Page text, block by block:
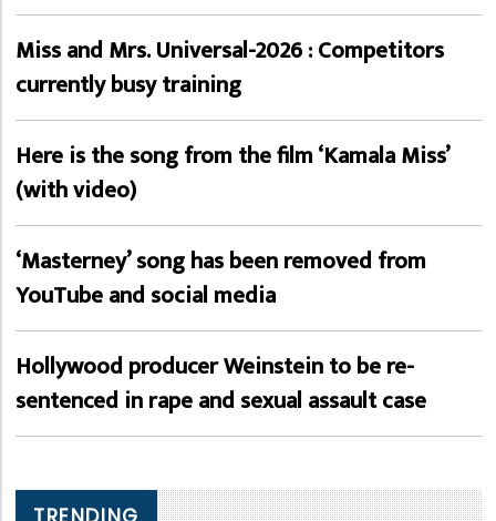
Miss and Mrs. Universal-2026 : Competitors
currently busy training
Here is the song from the film ‘Kamala Miss’
(with video)
‘Masterney’ song has been removed from
YouTube and social media
Hollywood producer Weinstein to be re-
sentenced in rape and sexual assault case